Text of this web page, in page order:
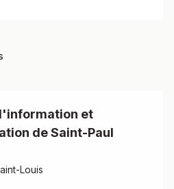
et
de Saint-Paul
Louis